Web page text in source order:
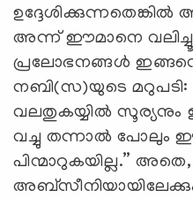
അന്ന് ഈമാനെ
പ്രലോഭനങ്ങള്‍
നബി(സ)യുടെ മറുപടി:
വലതുകയ്യില്‍ സൂര്യനും
വച്ചു തന്നാല്‍ പോലും
പിന്മാറുകയില്ല.”
അബ്‌സീനിയായിലേക്കും